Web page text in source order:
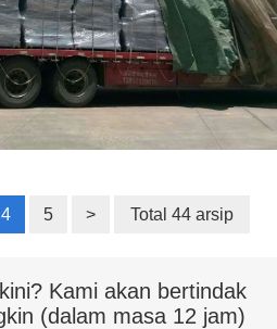
4 5 > Total 44 arsip
Kami akan bertindak
(dalam masa 12 jam)